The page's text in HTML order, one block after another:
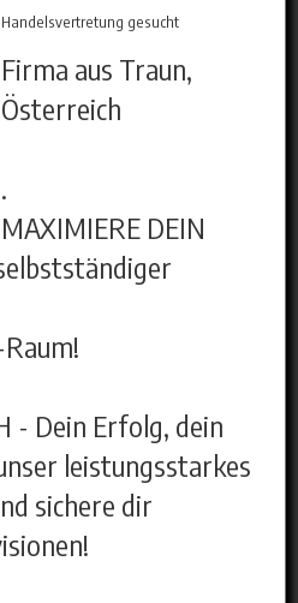
Handelsvertretung gesucht
Firma aus Traun,
Österreich
.
MAXIMIERE DEIN
- Dein Erfolg, dein
leistungsstarkes
sichere dir